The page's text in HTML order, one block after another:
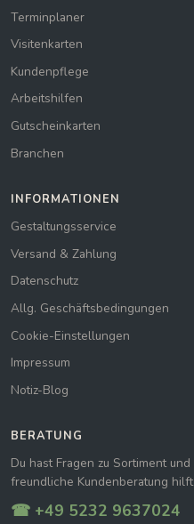
Terminplaner
Visitenkarten
Kundenpflege
Arbeitshilfen
Gutscheinkarten
Branchen
INFORMATIONEN
Gestaltungsservice
Versand & Zahlung
Datenschutz
Allg. Geschäftsbedingungen
Cookie-Einstellungen
Impressum
Notiz-Blog
BERATUNG
Du hast Fragen zu Sortiment
freundliche Kundenberatung
☎ +49 5232 9637024